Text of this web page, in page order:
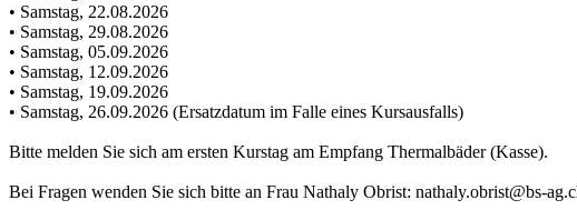
• Samstag, 22.08.2026
• Samstag, 29.08.2026
• Samstag, 05.09.2026
• Samstag, 12.09.2026
• Samstag, 19.09.2026
• Samstag, 26.09.2026 (Ersatzdatum im Falle eines Kursausfalls)
Bitte melden Sie sich am ersten Kurstag am Empfang Thermalbäder (Kasse).
Bei Fragen wenden Sie sich bitte an Frau Nathaly Obrist: nathaly.obrist@bs-